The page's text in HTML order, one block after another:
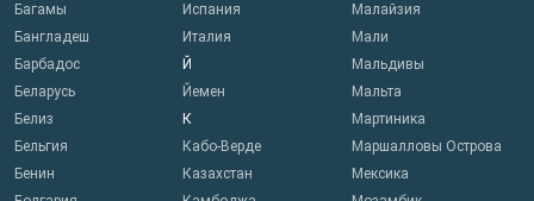
Багамы
Бангладеш
Барбадос
Беларусь
Белиз
Бельгия
Бенин
Испания
Италия
Й
Йемен
К
Кабо-Верде
Казахстан
Малайзия
Мали
Мальдивы
Мальта
Мартиника
Маршалловы Острова
Мексика